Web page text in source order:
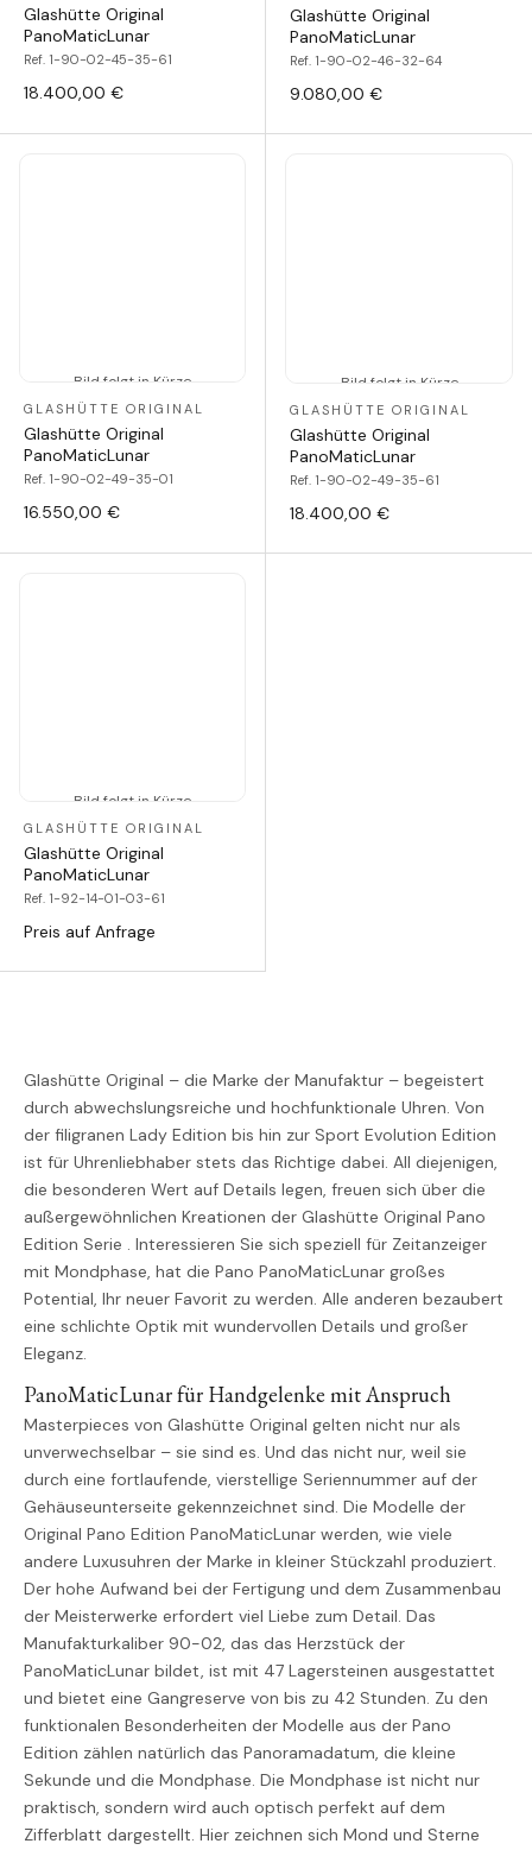
Glashütte Original
PanoMaticLunar
Ref. 1-90-02-45-35-61
18.400,00 €
Glashütte Original
PanoMaticLunar
Ref. 1-90-02-46-32-64
9.080,00 €
Bild folgt in Kürze
GLASHÜTTE ORIGINAL
Glashütte Original
PanoMaticLunar
Ref. 1-90-02-49-35-01
16.550,00 €
Bild folgt in Kürze
GLASHÜTTE ORIGINAL
Glashütte Original
PanoMaticLunar
Ref. 1-90-02-49-35-61
18.400,00 €
Bild folgt in Kürze
GLASHÜTTE ORIGINAL
Glashütte Original
PanoMaticLunar
Ref. 1-92-14-01-03-61
Preis auf Anfrage
Glashütte Original – die Marke der Manufaktur – begeistert
durch abwechslungsreiche und hochfunktionale Uhren. Von
der filigranen Lady Edition bis hin zur Sport Evolution Edition
ist für Uhrenliebhaber stets das Richtige dabei. All diejenigen,
die besonderen Wert auf Details legen, freuen sich über die
außergewöhnlichen Kreationen der Glashütte Original Pano
Edition Serie . Interessieren Sie sich speziell für Zeitanzeiger
mit Mondphase, hat die Pano PanoMaticLunar großes
Potential, Ihr neuer Favorit zu werden. Alle anderen bezaubert
eine schlichte Optik mit wundervollen Details und großer
Eleganz.
PanoMaticLunar für Handgelenke mit Anspruch
Masterpieces von Glashütte Original gelten nicht nur als
unverwechselbar – sie sind es. Und das nicht nur, weil sie
durch eine fortlaufende, vierstellige Seriennummer auf der
Gehäuseunterseite gekennzeichnet sind. Die Modelle der
Original Pano Edition PanoMaticLunar werden, wie viele
andere Luxusuhren der Marke in kleiner Stückzahl produziert.
Der hohe Aufwand bei der Fertigung und dem Zusammenbau
der Meisterwerke erfordert viel Liebe zum Detail. Das
Manufakturkaliber 90-02, das das Herzstück der
PanoMaticLunar bildet, ist mit 47 Lagersteinen ausgestattet
und bietet eine Gangreserve von bis zu 42 Stunden. Zu den
funktionalen Besonderheiten der Modelle aus der Pano
Edition zählen natürlich das Panoramadatum, die kleine
Sekunde und die Mondphase. Die Mondphase ist nicht nur
praktisch, sondern wird auch optisch perfekt auf dem
Zifferblatt dargestellt. Hier zeichnen sich Mond und Sterne